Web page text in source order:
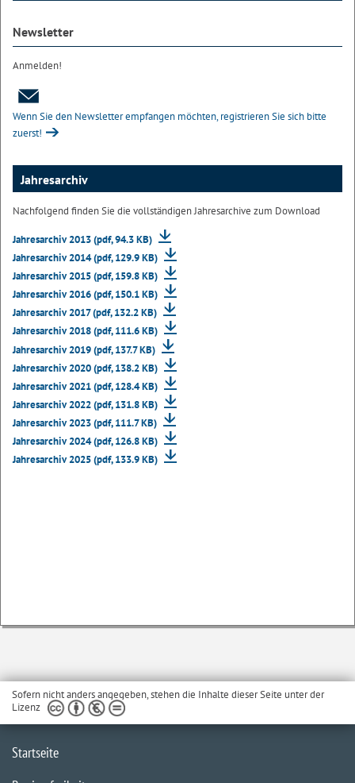
Newsletter
Anmelden!
Wenn Sie den Newsletter empfangen möchten, registrieren Sie sich bitte
zuerst!
Jahresarchiv
Nachfolgend finden Sie die vollständigen Jahresarchive zum Download
Jahresarchiv 2013 (pdf, 94.3 KB)
Jahresarchiv 2014 (pdf, 129.9 KB)
Jahresarchiv 2015 (pdf, 159.8 KB)
Jahresarchiv 2016 (pdf, 150.1 KB)
Jahresarchiv 2017 (pdf, 132.2 KB)
Jahresarchiv 2018 (pdf, 111.6 KB)
Jahresarchiv 2019 (pdf, 137.7 KB)
Jahresarchiv 2020 (pdf, 138.2 KB)
Jahresarchiv 2021 (pdf, 128.4 KB)
Jahresarchiv 2022 (pdf, 131.8 KB)
Jahresarchiv 2023 (pdf, 111.7 KB)
Jahresarchiv 2024 (pdf, 126.8 KB)
Jahresarchiv 2025 (pdf, 133.9 KB)
Sofern nicht anders angegeben, stehen die Inhalte dieser Seite unter der
Lizenz
Startseite